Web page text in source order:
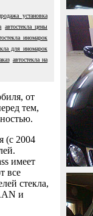
установка
автостекла цены
иномарок
для иномарок
автостекла на
от
тем,
(с 2004
имеет
все
стекла,
и